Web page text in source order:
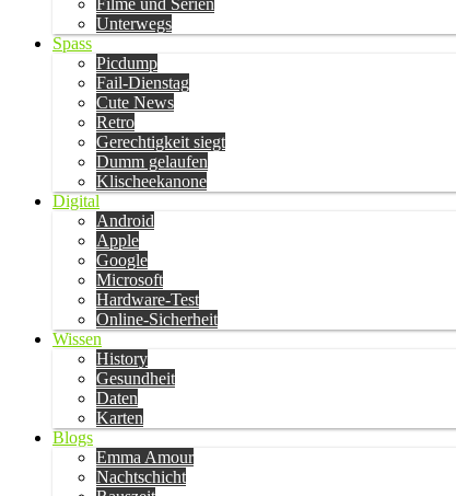
Filme und Serien
Unterwegs
Spass
Picdump
Fail-Dienstag
Cute News
Retro
Gerechtigkeit siegt
Dumm gelaufen
Klischeekanone
Digital
Android
Apple
Google
Microsoft
Hardware-Test
Online-Sicherheit
Wissen
History
Gesundheit
Daten
Karten
Blogs
Emma Amour
Nachtschicht